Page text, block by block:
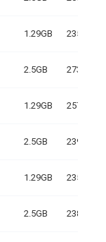
1.29GB 235
2.5GB 273
1.29GB 257
2.5GB 239
1.29GB 235
2.5GB 238